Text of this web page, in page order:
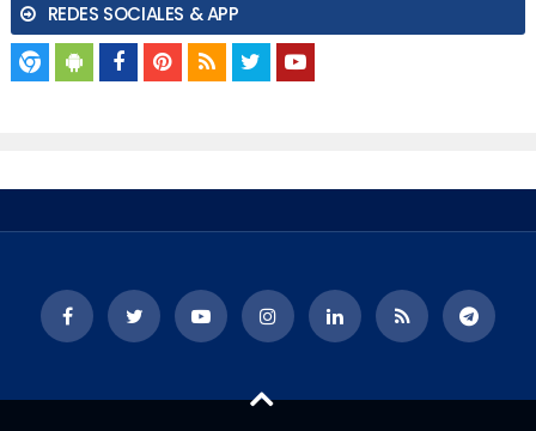
REDES SOCIALES & APP